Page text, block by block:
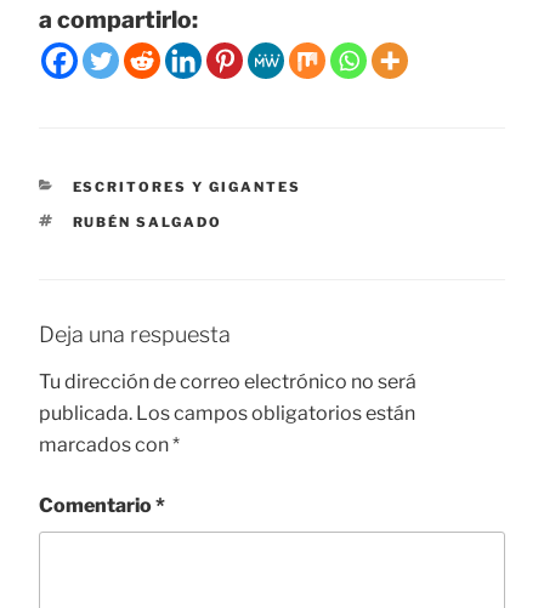
a compartirlo:
CATEGORÍAS
ESCRITORES Y GIGANTES
ETIQUETAS
RUBÉN SALGADO
Deja una respuesta
Tu dirección de correo electrónico no será
publicada. Los campos obligatorios están
marcados con*
Comentario*